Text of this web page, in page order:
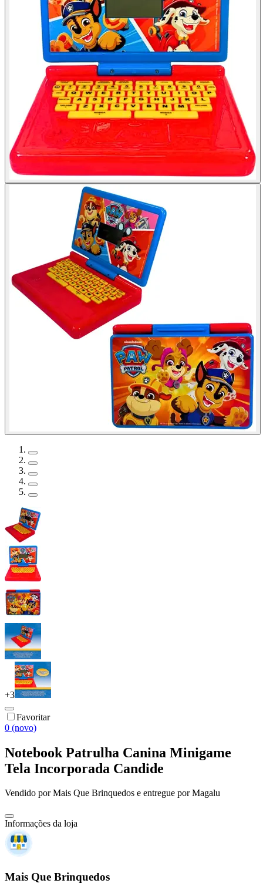
+3
Favoritar
0 (novo)
Notebook Patrulha Canina Minigame
Tela Incorporada Candide
Vendido porMais Que Brinquedos e entregue por Magalu
Informações da loja
Mais Que Brinquedos